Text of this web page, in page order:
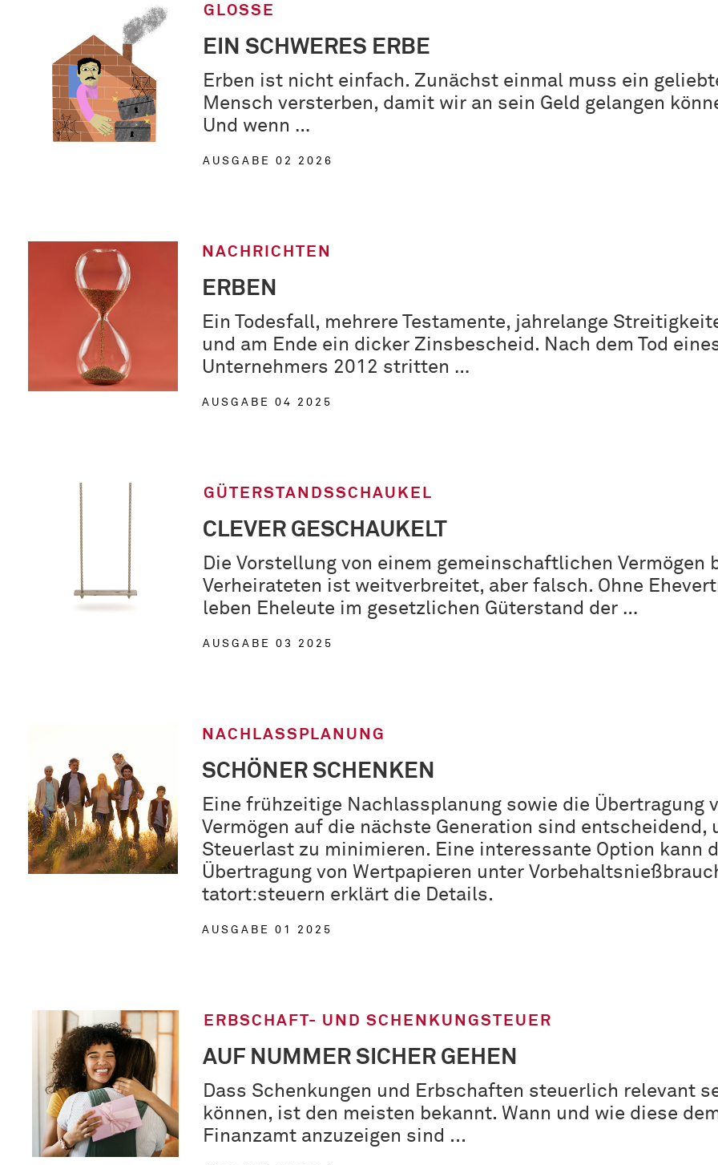
GLOSSE
EIN SCHWERES ERBE
Erben ist nicht einfach. Zunächst einmal muss ein
Mensch versterben, damit wir an sein Geld gelangen
Und wenn …
AUSGABE 02 2026
NACHRICHTEN
ERBEN
Ein Todesfall, mehrere Testamente, jahrelange
und am Ende ein dicker Zinsbescheid. Nach dem Tod
Unternehmers 2012 stritten …
AUSGABE 04 2025
GÜTERSTANDSSCHAUKEL
CLEVER GESCHAUKELT
Die Vorstellung von einem gemeinschaftlichen Vermögen
Verheirateten ist weitverbreitet, aber falsch. Ohne
leben Eheleute im gesetzlichen Güterstand der …
AUSGABE 03 2025
NACHLASSPLANUNG
SCHÖNER SCHENKEN
Eine frühzeitige Nachlassplanung sowie die Übertragung
Vermögen auf die nächste Generation sind entscheidend,
Steuerlast zu minimieren. Eine interessante Option kann
Übertragung von Wertpapieren unter
tatort:steuern erklärt die Details.
AUSGABE 01 2025
ERBSCHAFT- UND SCHENKUNGSTEUER
AUF NUMMER SICHER GEHEN
Dass Schenkungen und Erbschaften steuerlich relevant
können, ist den meisten bekannt. Wann und wie diese
Finanzamt anzuzeigen sind ...